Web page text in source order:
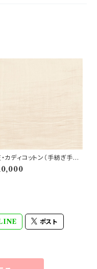
カディコットン（手紡ぎ手織
の生地 (No.CVC_５)
ポスト